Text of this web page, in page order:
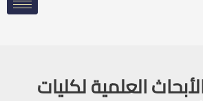
العلمية لكليات